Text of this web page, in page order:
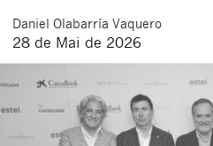
Daniel Olabarría Vaquero
28 de Mai de 2026